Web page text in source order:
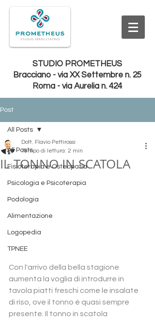
STUDIO PROMETHEUS
Bracciano - via XX Settembre n. 25
Roma - via Aurelia n. 424
Post
All Posts
Fisioterapia e Osteopatia
Psicologia e Psicoterapia
Podologia
Alimentazione
Logopedia
TPNEE
All Posts
IL TONNO IN SCATOLA
Dott. Flavio Pettirossi
Tempo di lettura: 2 min
Con l'arrivo della bella stagione
aumenta la voglia di introdurre in
tavola piatti freschi come le insalate
di riso, ove il tonno è quasi sempre
presente. Il tonno in scatola